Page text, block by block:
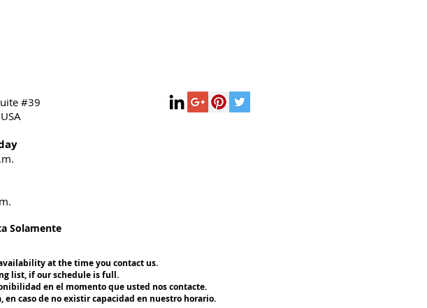
#39
Solamente
at the time you contact us.
list, if our schedule is full.
en el momento que usted nos contacte.
caso de no existir capacidad en nuestro horario.